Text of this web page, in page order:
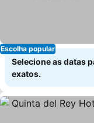
Escolha popular
Selecione as datas
exatos.